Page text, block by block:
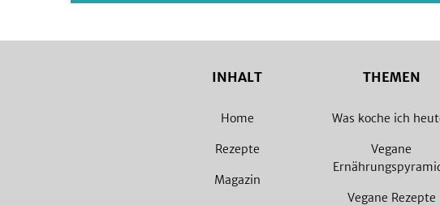
INHALT
Home
Rezepte
Magazin
THEMEN
Was koche ich
Vegane
Vegane Rezepte